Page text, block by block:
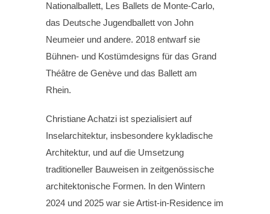
Nationalballett, Les Ballets de Monte-Carlo,
das Deutsche Jugendballett von John
Neumeier und andere. 2018 entwarf sie
Bühnen- und Kostümdesigns für das Grand
Théâtre de Genève und das Ballett am
Rhein.
Christiane Achatzi ist spezialisiert auf
Inselarchitektur, insbesondere kykladische
Architektur, und auf die Umsetzung
traditioneller Bauweisen in zeitgenössische
architektonische Formen. In den Wintern
2024 und 2025 war sie Artist-in-Residence im